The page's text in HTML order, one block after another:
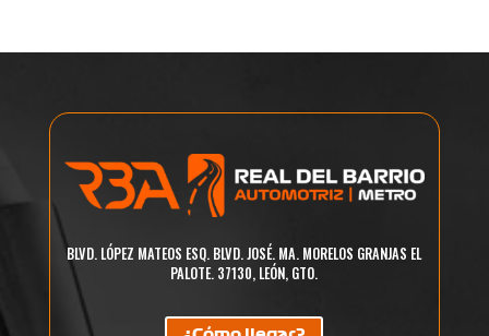
BLVD. LÓPEZ MATEOS ESQ. BLVD. JOSÉ. MA. MORELOS GRANJAS EL
PALOTE. 37130, LEÓN, GTO.